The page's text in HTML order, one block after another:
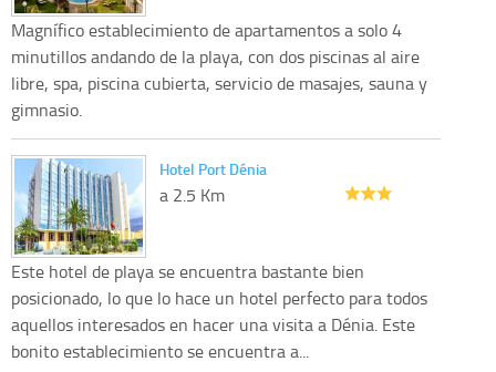
Magnífico establecimiento de apartamentos a solo 4
minutillos andando de la playa, con dos piscinas al aire
libre, spa, piscina cubierta, servicio de masajes, sauna y
gimnasio.
Hotel Port Dénia
a 2.5 Km
Este hotel de playa se encuentra bastante bien
posicionado, lo que lo hace un hotel perfecto para todos
aquellos interesados en hacer una visita a Dénia. Este
bonito establecimiento se encuentra a...